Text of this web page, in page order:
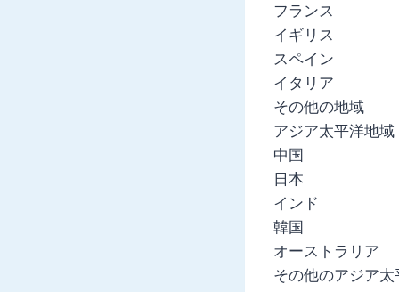
フランス
イギリス
スペイン
イタリア
その他の地域
アジア太平洋地域
中国
日本
インド
韓国
オーストラリア
その他のアジア